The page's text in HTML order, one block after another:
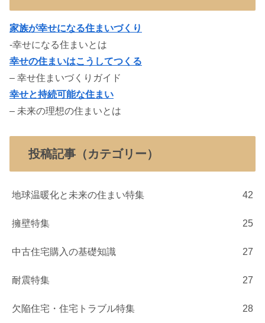
家族が幸せになる住まいづくり
-幸せになる住まいとは
幸せの住まいはこうしてつくる
– 幸せ住まいづくりガイド
幸せと持続可能な住まい
– 未来の理想の住まいとは
投稿記事（カテゴリー）
地球温暖化と未来の住まい特集 42
擁壁特集 25
中古住宅購入の基礎知識 27
耐震特集 27
欠陥住宅・住宅トラブル特集 28